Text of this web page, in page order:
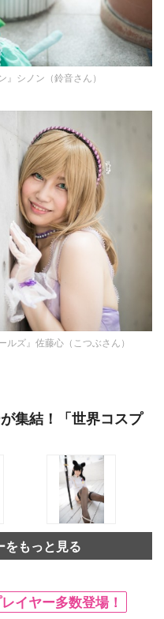
』シノン（鈴音さん）
ルズ』佐藤心（こつぶさん）
集結！「世界コスプ
をもっと見る
イヤー多数登場！